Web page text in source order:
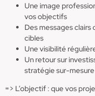
Une image
vos objectifs
Des messages
cibles
Une visibilité
Un retour sur
stratégie sur-mesure
=> L’objectif : que vos